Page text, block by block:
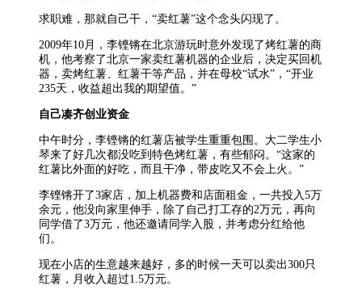
求职难，那就自己干，“卖红薯”这个念头闪现了。
2009年10月，李铿锵在北京游玩时意外发现了烤红薯的商
机，他考察了北京一家卖红薯机器的企业后，决定买回机
器，卖烤红薯、红薯干等产品，并在母校“试水”，“开业
235天，收益超出我的期望值。”
自己凑齐创业资金
中午时分，李铿锵的红薯店被学生重重包围。大二学生小
琴来了好几次都没吃到特色烤红薯，有些郁闷。“这家的
红薯比外面的好吃，而且干净，带皮吃又不会上火。”
李铿锵开了3家店，加上机器费和店面租金，一共投入5万
余元，他没向家里伸手，除了自己打工存的2万元，再向
同学借了3万元，他还邀请同学入股，并考虑分红给他
们。
现在小店的生意越来越好，多的时候一天可以卖出300只
红薯，月收入超过1.5万元。